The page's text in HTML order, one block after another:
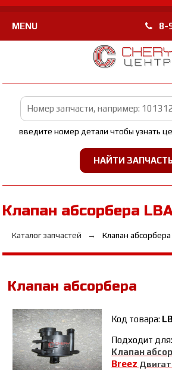
MENU 8-
введите номер детали чтобы узнать
Клапан абсорбера
Каталог запчастей Клапан абсорбера
Клапан абсорбера
Код товара:
Подходит для:
Клапан
Breez